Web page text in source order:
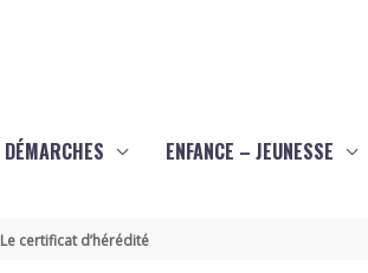
DÉMARCHES ENFANCE – JEUNESSE
Le certificat d’hérédité